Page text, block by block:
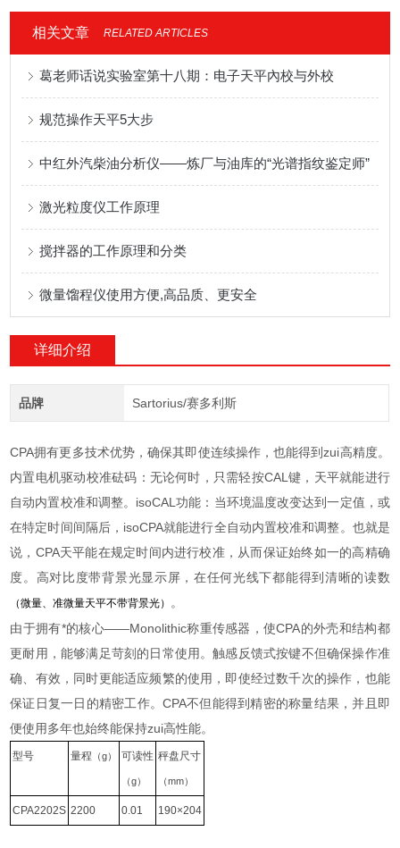
相关文章 RELATED ARTICLES
葛老师话说实验室第十八期：电子天平內校与外校
规范操作天平5大步
中红外汽柴油分析仪——炼厂与油库的“光谱指纹鉴定师”
激光粒度仪工作原理
搅拌器的工作原理和分类
微量馏程仪使用方便,高品质、更安全
详细介绍
品牌 Sartorius/赛多利斯
CPA拥有更多技术优势，确保其即使连续操作，也能得到zui高精度。
内置电机驱动校准砝码：无论何时，只需轻按CAL键，天平就能进行
自动内置校准和调整。isoCAL功能：当环境温度改变达到一定值，或
在特定时间间隔后，isoCPA就能进行全自动内置校准和调整。也就是
说，CPA天平能在规定时间内进行校准，从而保证始终如一的高精确
度。高对比度带背景光显示屏，在任何光线下都能得到清晰的读数
（微量、准微量天平不带背景光）
。
由于拥有*的核心——Monolithic称重传感器，使CPA的外壳和结构都
更耐用，能够满足苛刻的日常使用。触感反馈式按键不但确保操作准
确、有效，同时更能适应频繁的使用，即使经过数千次的操作，也能
保证日复一日的精密工作。CPA不但能得到精密的称量结果，并且即
便使用多年也始终能保持zui高性能。
型号 量程 （g） 可读性
（g）
秤盘尺寸
（mm）
CPA2202S 2200 0.01 190×204